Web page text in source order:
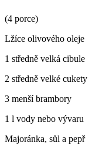
(4 porce)
Lžíce olivového oleje
1 středně velká cibule
2 středně velké cukety
3 menší brambory
1 l vody nebo vývaru
Majoránka, sůl a pepř